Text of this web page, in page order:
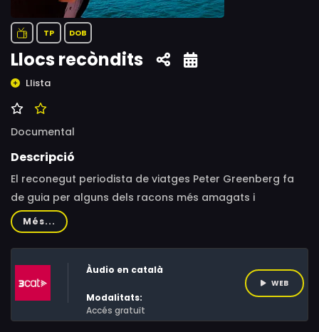
TP DOB
Llocs recòndits
Llista
Documental
Descripció
El reconegut periodista de viatges Peter Greenberg fa
de guia per alguns dels racons més amagats i
fascinants del planeta. Explora destinacions que no
apareixen a les guies turístiques convencionals i que no
es troben ni tan sols a internet.
Més...
Àudio en català
Modalitats:
Accés gratuït
WEB